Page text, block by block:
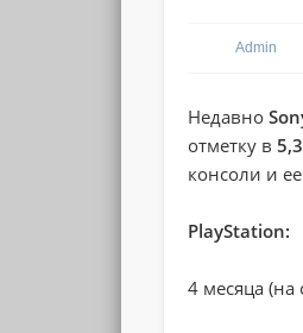
Admin
Недавно
отметку в
консоли и
PlayStation:
4 месяца